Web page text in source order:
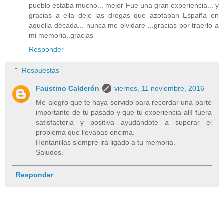
pueblo estaba mucho... mejor Fue una gran experiencia... y
gracias a ella deje las drogas que azotaban España en
aquella década... nunca me olvidare ...gracias por traerlo a
mi memoria..gracias
Responder
Respuestas
Faustino Calderón
viernes, 11 noviembre, 2016
Me alegro que te haya servido para recordar una parte
importante de tu pasado y que tu experiencia allí fuera
satisfactoria y positiva ayudándote a superar el
problema que llevabas encima.
Hontanillas siempre irá ligado a tu memoria.
Saludos.
Responder